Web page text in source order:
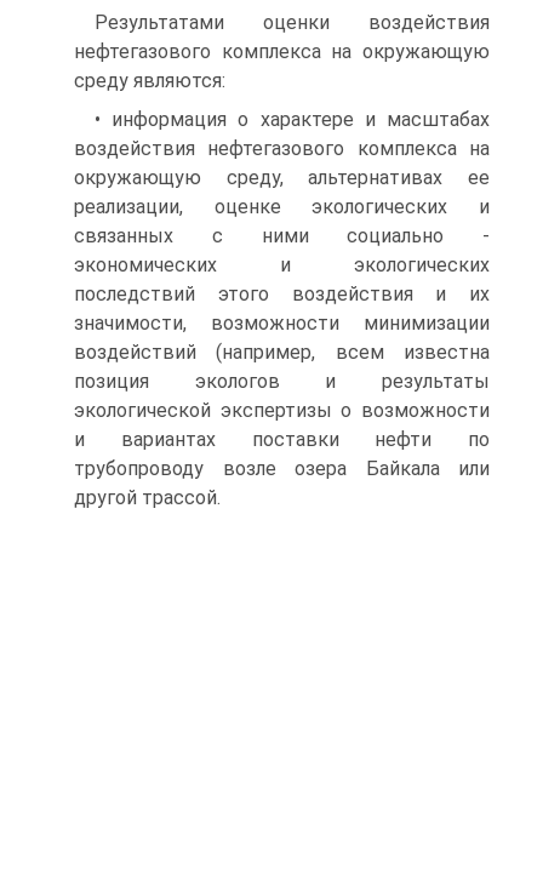
Результатами оценки воздействия
нефтегазового комплекса на окружающую
среду являются:
• информация о характере и масштабах
воздействия нефтегазового комплекса на
окружающую среду, альтернативах ее
реализации, оценке экологических и
связанных с ними социально -
экономических и экологических
последствий этого воздействия и их
значимости, возможности минимизации
воздействий (например, всем известна
позиция экологов и результаты
экологической экспертизы о возможности
и вариантах поставки нефти по
трубопроводу возле озера Байкала или
другой трассой.